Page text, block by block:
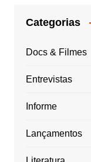
Categorias
Docs & Filmes
Entrevistas
Informe
Lançamentos